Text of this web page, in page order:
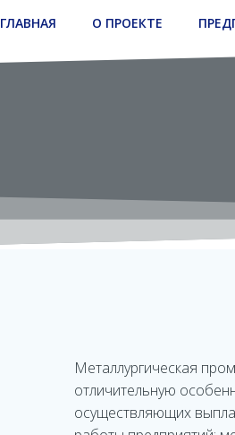
ГЛАВНАЯ О ПРОЕКТЕ
Металлургическая
отличительную
осуществляющих